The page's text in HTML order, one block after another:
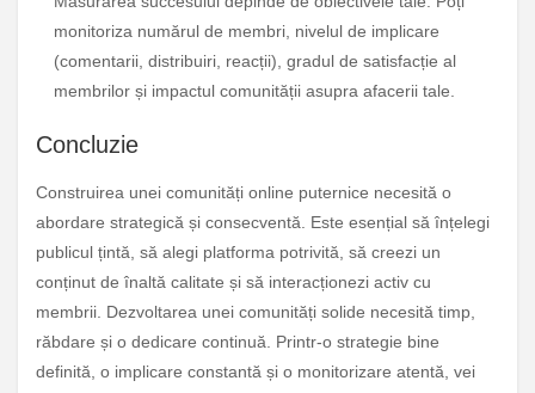
monitoriza numărul de membri, nivelul de implicare
(comentarii, distribuiri, reacții), gradul de satisfacție al
membrilor și impactul comunității asupra afacerii tale.
Concluzie
Construirea unei comunități online puternice necesită o
abordare strategică și consecventă. Este esențial să înțelegi
publicul țintă, să alegi platforma potrivită, să creezi un
conținut de înaltă calitate și să interacționezi activ cu
membrii. Dezvoltarea unei comunități solide necesită timp,
răbdare și o dedicare continuă. Printr-o strategie bine
definită, o implicare constantă și o monitorizare atentă, vei